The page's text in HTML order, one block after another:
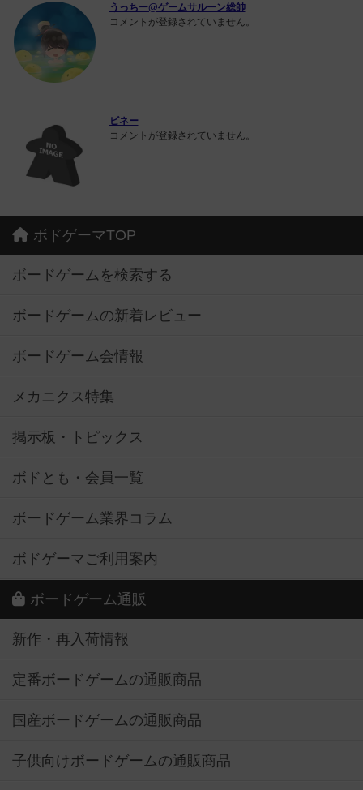
うっちー@ゲームサルーン総帥
コメントが登録されていません。
ビネー
コメントが登録されていません。
ボドゲーマTOP
ボードゲームを検索する
ボードゲームの新着レビュー
ボードゲーム会情報
メカニクス特集
掲示板・トピックス
ボドとも・会員一覧
ボードゲーム業界コラム
ボドゲーマご利用案内
ボードゲーム通販
新作・再入荷情報
定番ボードゲームの通販商品
国産ボードゲームの通販商品
子供向けボードゲームの通販商品